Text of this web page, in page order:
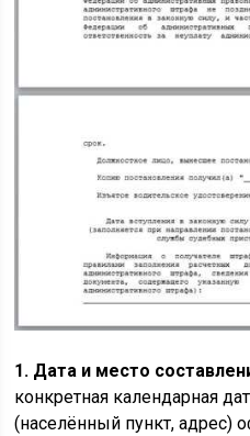
1. Дата и место
конкретная календарная
(населённый пункт, адрес)